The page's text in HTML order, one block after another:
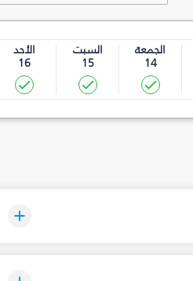
الجمعة
14
السبت
15
الأحد
16